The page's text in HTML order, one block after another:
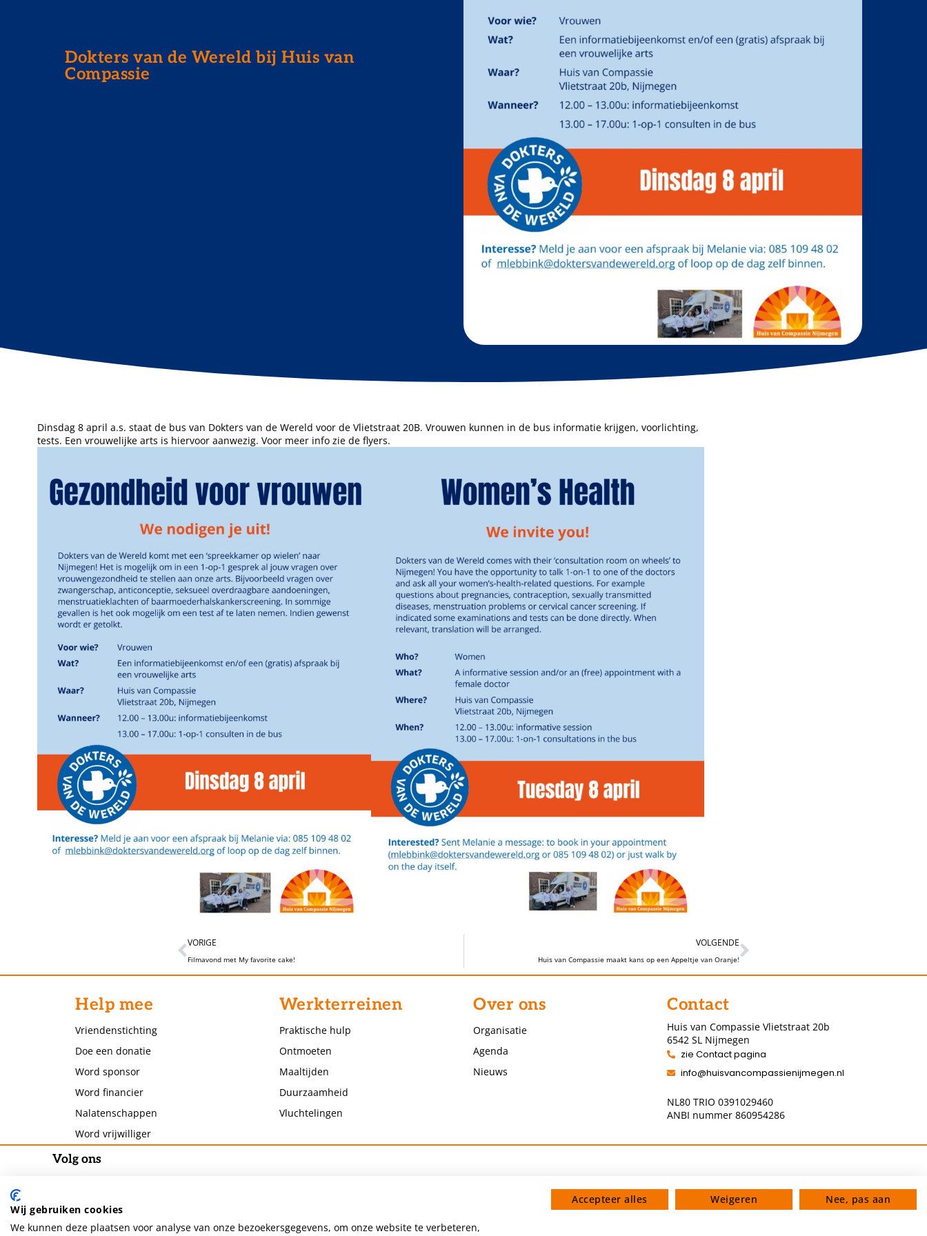
Dokters van de Wereld bij Huis van
Compassie
Dinsdag 8 april a.s. staat de bus van Dokters van de Wereld voor de Vlietstraat 20B. Vrouwen kunnen in de bus informatie krijgen, voorlichting,
tests. Een vrouwelijke arts is hiervoor aanwezig. Voor meer info zie de flyers.
VORIGE
Filmavond met My favorite cake!
VOLGENDE
Huis van Compassie maakt kans op een Appeltje van Oranje!
Help mee
Vriendenstichting
Doe een donatie
Word sponsor
Word financier
Nalatenschappen
Word vrijwilliger
Werkterreinen
Praktische hulp
Ontmoeten
Maaltijden
Duurzaamheid
Vluchtelingen
Over ons
Organisatie
Agenda
Nieuws
Contact
Huis van Compassie Vlietstraat 20b
6542 SL Nijmegen
zie Contact pagina
info@huisvancompassienijmegen.nl
NL80 TRIO 0391029460
ANBI nummer 860954286
Volg ons
Wij gebruiken cookies
We kunnen deze plaatsen voor analyse van onze bezoekersgegevens, om onze website te verbeteren,
Accepteer alles Weigeren Nee, pas aan